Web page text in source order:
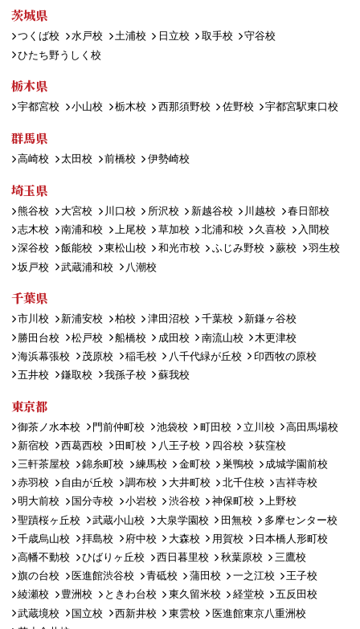
茨城県
つくば校 水戸校 土浦校 日立校 取手校
守谷校
ひたち野うしく校
栃木県
宇都宮校 小山校 栃木校 西那須野校 佐野校 宇都宮駅東口校
群馬県
高崎校 太田校 前橋校 伊勢崎校
埼玉県
熊谷校 大宮校 川口校 所沢校 新越谷校 川越校
春日部校
志木校
南浦和校 上尾校 草加校 北浦和校 久喜校
入間校
深谷校
飯能校 東松山校 和光市校 ふじみ野校 蕨校
羽生校
坂戸校
武蔵浦和校 八潮校
千葉県
市川校 新浦安校 柏校 津田沼校 千葉校
新鎌ヶ谷校
勝田台校
松戸校 船橋校 成田校 南流山校
木更津校
海浜幕張校
茂原校 稲毛校 八千代緑が丘校
印西牧の原校
五井校
鎌取校 我孫子校 蘇我校
東京都
御茶ノ水本校 門前仲町校 池袋校 町田校 立川校
高田馬場校
新宿校
西葛西校 田町校 八王子校 四谷校
荻窪校
三軒茶屋校
錦糸町校 練馬校 金町校 巣鴨校
成城学園前校
赤羽校
自由が丘校 調布校 大井町校 北千住校
吉祥寺校
明大前校
国分寺校 小岩校 渋谷校 神保町校
上野校
聖蹟桜ヶ丘校
武蔵小山校 大泉学園校 田無校
多摩センター校
千歳烏山校
拝島校 府中校 大森校 用賀校
日本橋人形町校
高幡不動校
ひばりヶ丘校 西日暮里校 秋葉原校
三鷹校
旗の台校
医進館渋谷校 青砥校 蒲田校 一之江校
王子校
綾瀬校
豊洲校 ときわ台校 東久留米校 経堂校
五反田校
武蔵境校
国立校 西新井校 東雲校
医進館東京八重洲校